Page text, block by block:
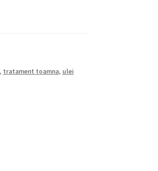
, tratament toamna, ulei